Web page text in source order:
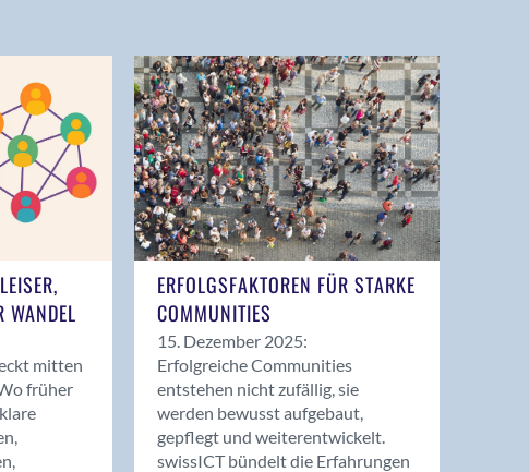
WANDEL
mitten
früher
ERFOLGSFAKTOREN FÜR STARKE
COMMUNITIES
15. Dezember 2025:
Erfolgreiche Communities
entstehen nicht zufällig, sie
werden bewusst aufgebaut,
gepflegt und weiterentwickelt.
swissICT bündelt die Erfahrungen